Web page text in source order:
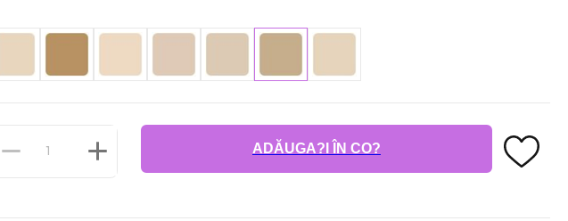
ADĂUGA?I ÎN CO?